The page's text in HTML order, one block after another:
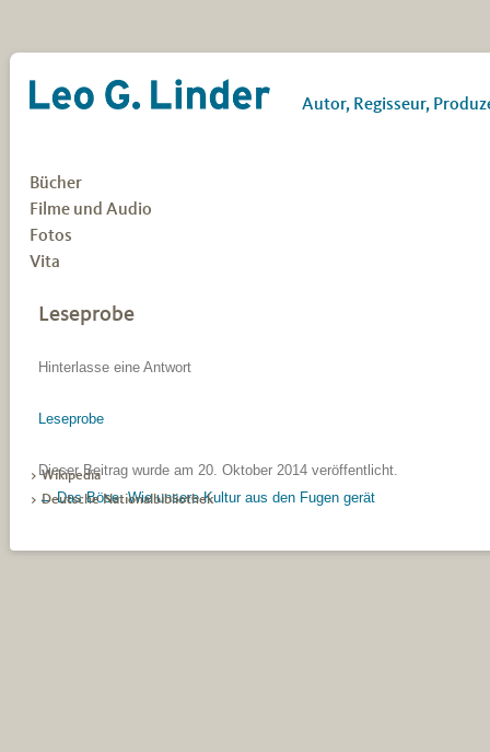
Leo G. Linder Autor, Regisseur,
Zum Inhalt springen
Bücher
Biografien und Autobiografien
Natur- und Reisebücher
Bücher zu Politik und Gesellschaft
Theologische Bücher
Filme und Audio
Filme für das FWU (Auswahl)
Filme für die GTZ
Audio
Fotos
Vita
> Wikipedia
> Deutsche Nationalbibliothek
Leseprobe
Hinterlasse eine Antwort
Leseprobe
Dieser Beitrag wurde am 20. Oktober 2014veröffentlicht.
Artikel-Navigation
←Das Böse. Wie unsere Kultur aus den Fugen gerät